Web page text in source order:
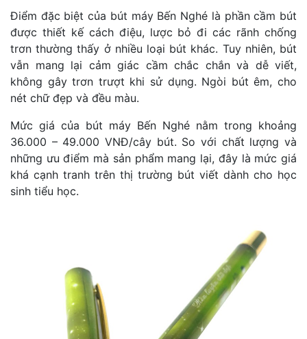
Điểm đặc biệt của bút máy Bến Nghé là phần cầm bút
được thiết kế cách điệu, lược bỏ đi các rãnh chống
trơn thường thấy ở nhiều loại bút khác. Tuy nhiên, bút
vẫn mang lại cảm giác cầm chắc chắn và dễ viết,
không gây trơn trượt khi sử dụng. Ngòi bút êm, cho
nét chữ đẹp và đều màu.
Mức giá của bút máy Bến Nghé nằm trong khoảng
36.000 – 49.000 VNĐ/cây bút. So với chất lượng và
những ưu điểm mà sản phẩm mang lại, đây là mức giá
khá cạnh tranh trên thị trường bút viết dành cho học
sinh tiểu học.